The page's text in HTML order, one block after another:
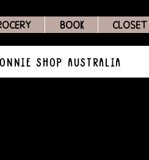
BOOK CLOSET
SHOP AUSTRALIA